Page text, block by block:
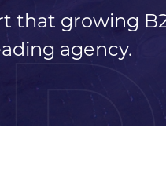
that growing
agency.